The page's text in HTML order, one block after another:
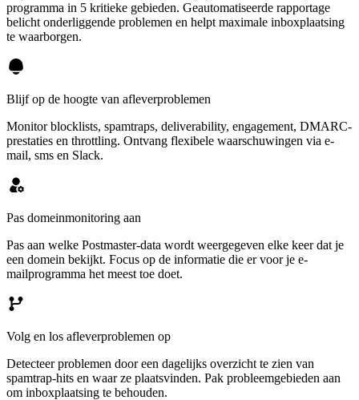
programma in 5 kritieke gebieden. Geautomatiseerde rapportage
belicht onderliggende problemen en helpt maximale inboxplaatsing
te waarborgen.
Blijf op de hoogte van afleverproblemen
Monitor blocklists, spamtraps, deliverability, engagement, DMARC-
prestaties en throttling. Ontvang flexibele waarschuwingen via e-
mail, sms en Slack.
Pas domeinmonitoring aan
Pas aan welke Postmaster-data wordt weergegeven elke keer dat je
een domein bekijkt. Focus op de informatie die er voor je e-
mailprogramma het meest toe doet.
Volg en los afleverproblemen op
Detecteer problemen door een dagelijks overzicht te zien van
spamtrap-hits en waar ze plaatsvinden. Pak probleemgebieden aan
om inboxplaatsing te behouden.